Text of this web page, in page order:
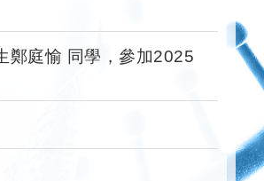
鄭庭愉 同學，參加2025